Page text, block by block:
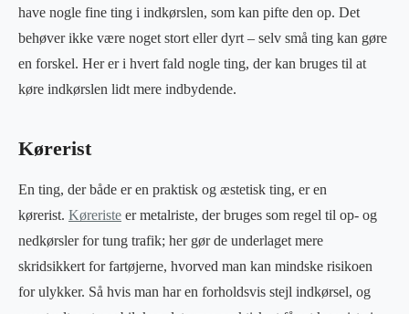
have nogle fine ting i indkørslen, som kan pifte den op. Det
behøver ikke være noget stort eller dyrt – selv små ting kan gøre
en forskel. Her er i hvert fald nogle ting, der kan bruges til at
køre indkørslen lidt mere indbydende.
Kørerist
En ting, der både er en praktisk og æstetisk ting, er en
kørerist. Køreriste er metalriste, der bruges som regel til op- og
nedkørsler for tung trafik; her gør de underlaget mere
skridsikkert for fartøjerne, hvorved man kan mindske risikoen
for ulykker. Så hvis man har en forholdsvis stejl indkørsel, og